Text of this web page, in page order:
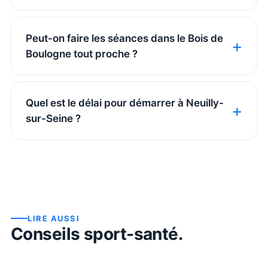
Peut-on faire les séances dans le Bois de
Boulogne tout proche ?
Quel est le délai pour démarrer à Neuilly-
sur-Seine ?
LIRE AUSSI
Conseils sport-santé.